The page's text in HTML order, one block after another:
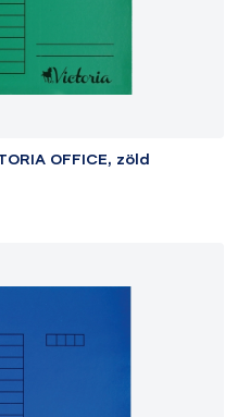
OFFICE, zöld